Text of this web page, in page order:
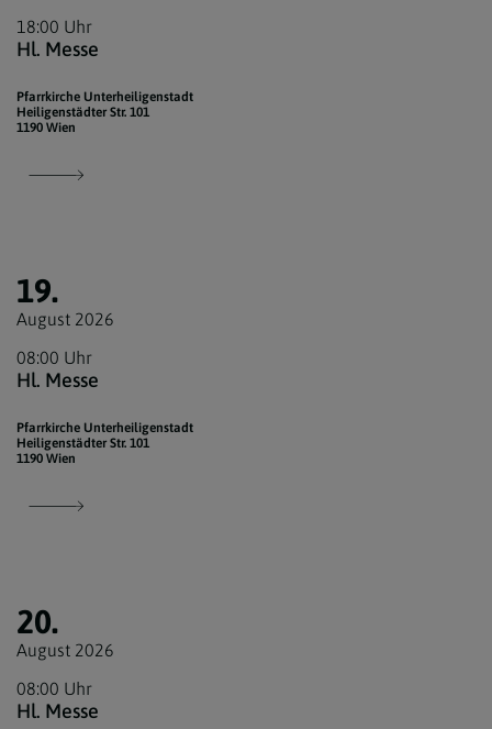
18:00 Uhr
Hl. Messe
Pfarrkirche Unterheiligenstadt
Heiligenstädter Str. 101
1190 Wien
19.
August 2026
08:00 Uhr
Hl. Messe
Pfarrkirche Unterheiligenstadt
Heiligenstädter Str. 101
1190 Wien
20.
August 2026
08:00 Uhr
Hl. Messe